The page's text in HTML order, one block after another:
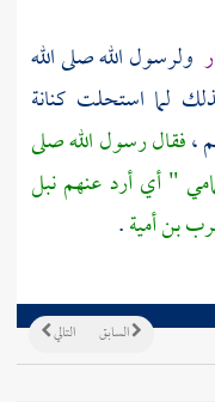
ولرسول الله صلى الله
لما استحلت كنانة
،فقال رسول الله صلى
" أي أرد عنهم نبل
بن أمية.
التالي السابق